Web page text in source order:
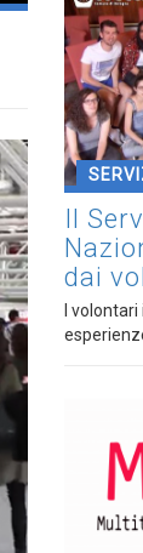
Il
dai
I